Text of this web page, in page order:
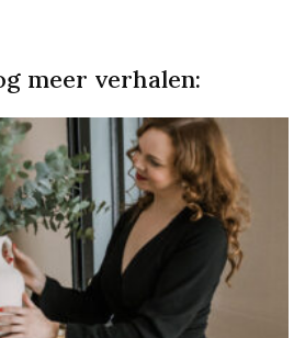
meer verhalen: